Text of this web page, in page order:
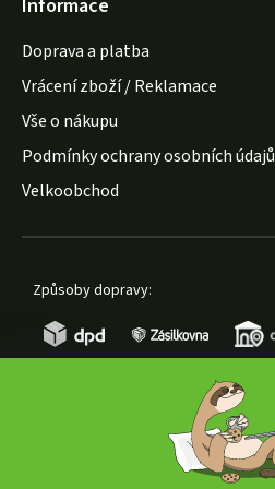
Informace
Doprava a platba
Vrácení zboží / Reklamace
Vše o nákupu
Podmínky ochrany osobních údajů
Velkoobchod
Způsoby dopravy: